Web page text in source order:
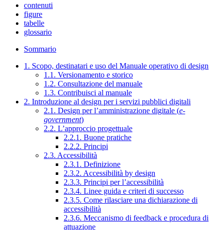
contenuti
figure
tabelle
glossario
Sommario
1. Scopo, destinatari e uso del Manuale operativo di design
1.1. Versionamento e storico
1.2. Consultazione del manuale
1.3. Contribuisci al manuale
2. Introduzione al design per i servizi pubblici digitali
2.1. Design per l’amministrazione digitale (e-
government)
2.2. L’approccio progettuale
2.2.1. Buone pratiche
2.2.2. Principi
2.3. Accessibilità
2.3.1. Definizione
2.3.2. Accessibilità by design
2.3.3. Principi per l’accessibilità
2.3.4. Linee guida e criteri di successo
2.3.5. Come rilasciare una dichiarazione di
accessibilità
2.3.6. Meccanismo di feedback e procedura di
attuazione